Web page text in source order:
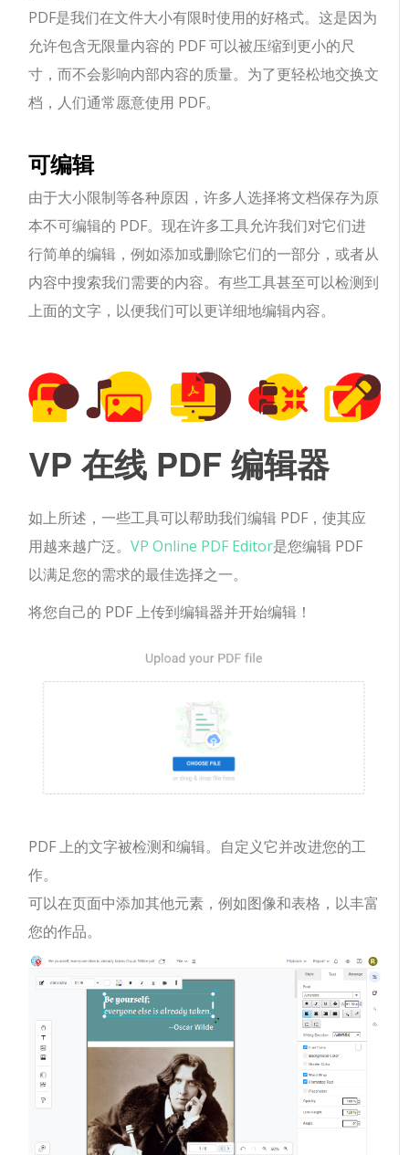
PDF是我们在文件大小有限时使用的好格式。这是因为
允许包含无限量内容的 PDF 可以被压缩到更小的尺
寸，而不会影响内部内容的质量。为了更轻松地交换文
档，人们通常愿意使用 PDF。
可编辑
由于大小限制等各种原因，许多人选择将文档保存为原
本不可编辑的 PDF。现在许多工具允许我们对它们进
行简单的编辑，例如添加或删除它们的一部分，或者从
内容中搜索我们需要的内容。有些工具甚至可以检测到
上面的文字，以便我们可以更详细地编辑内容。
VP 在线 PDF 编辑器
如上所述，一些工具可以帮助我们编辑 PDF，使其应
用​​越来越广泛。VP Online PDF Editor是您编辑 PDF
以满足您的需求的最佳选择之一。
将您自己的 PDF 上传到编辑器并开始编辑！
PDF 上的文字被检测和编辑。自定义它并改进您的工
作。
可以在页面中添加其他元素，例如图像和表格，以丰富
您的作品。